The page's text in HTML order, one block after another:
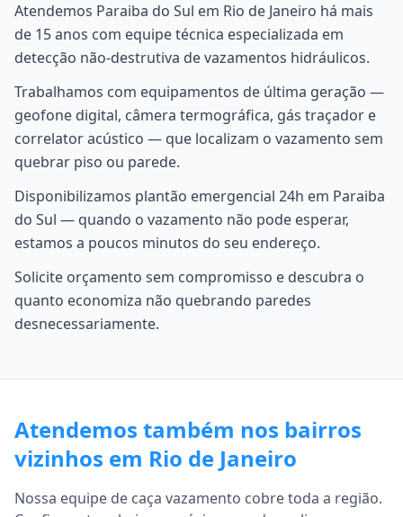
Atendemos Paraiba do Sul em Rio de Janeiro há mais
de 15 anos com equipe técnica especializada em
detecção não-destrutiva de vazamentos hidráulicos.
Trabalhamos com equipamentos de última geração —
geofone digital, câmera termográfica, gás traçador e
correlator acústico — que localizam o vazamento sem
quebrar piso ou parede.
Disponibilizamos plantão emergencial 24h em Paraiba
do Sul — quando o vazamento não pode esperar,
estamos a poucos minutos do seu endereço.
Solicite orçamento sem compromisso e descubra o
quanto economiza não quebrando paredes
desnecessariamente.
Atendemos também nos bairros
vizinhos em Rio de Janeiro
Nossa equipe de caça vazamento cobre toda a região.